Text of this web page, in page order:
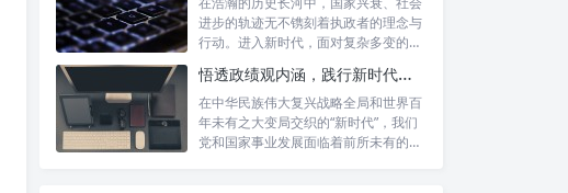
进步的轨迹无不镌刻着执政者的理念与
行动。进入新时代，面对复杂多变的国
悟透政绩观内涵，践行新时代使命：书写高质量发展的时代答卷
在中华民族伟大复兴战略全局和世界百
年未有之大变局交织的“新时代”，我们
党和国家事业发展面临着前所未有的机